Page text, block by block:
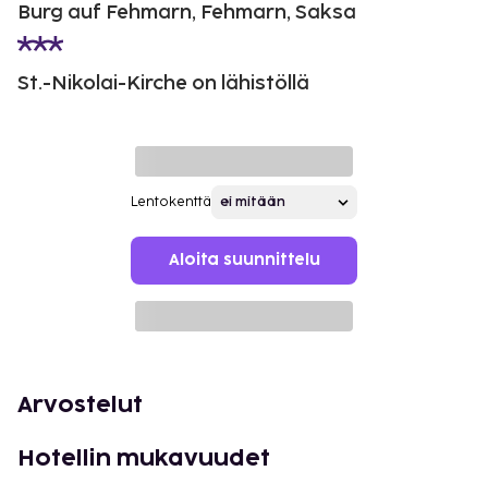
Burg auf Fehmarn, Fehmarn, Saksa
St.-Nikolai-Kirche on lähistöllä
Lentokenttä
Aloita suunnittelu
Arvostelut
Hotellin mukavuudet